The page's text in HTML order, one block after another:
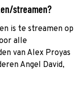
streamen?
is te streamen op
alle
van Alex Proyas
Angel David,